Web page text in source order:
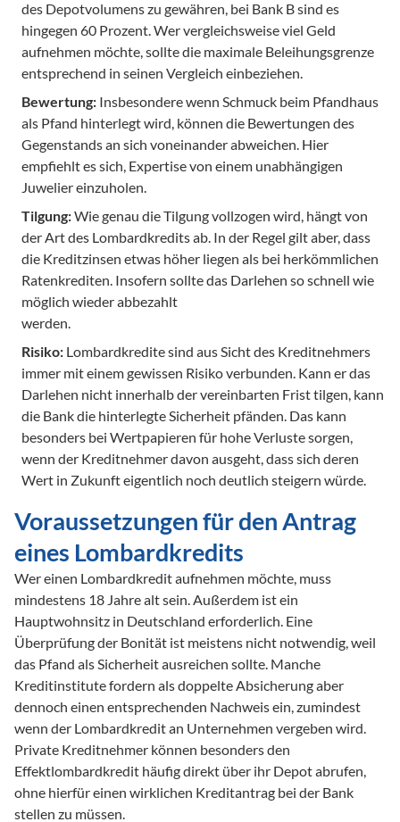
des Depotvolumens zu gewähren, bei Bank B sind es
hingegen 60 Prozent. Wer vergleichsweise viel Geld
aufnehmen möchte, sollte die maximale Beleihungsgrenze
entsprechend in seinen Vergleich einbeziehen.
Bewertung: Insbesondere wenn Schmuck beim Pfandhaus
als Pfand hinterlegt wird, können die Bewertungen des
Gegenstands an sich voneinander abweichen. Hier
empfiehlt es sich, Expertise von einem unabhängigen
Juwelier einzuholen.
Tilgung: Wie genau die Tilgung vollzogen wird, hängt von
der Art des Lombardkredits ab. In der Regel gilt aber, dass
die Kreditzinsen etwas höher liegen als bei herkömmlichen
Ratenkrediten. Insofern sollte das Darlehen so schnell wie
möglich wieder abbezahlt
werden.
Risiko: Lombardkredite sind aus Sicht des Kreditnehmers
immer mit einem gewissen Risiko verbunden. Kann er das
Darlehen nicht innerhalb der vereinbarten Frist tilgen, kann
die Bank die hinterlegte Sicherheit pfänden. Das kann
besonders bei Wertpapieren für hohe Verluste sorgen,
wenn der Kreditnehmer davon ausgeht, dass sich deren
Wert in Zukunft eigentlich noch deutlich steigern würde.
Voraussetzungen für den Antrag
eines Lombardkredits
Wer einen Lombardkredit aufnehmen möchte, muss
mindestens 18 Jahre alt sein. Außerdem ist ein
Hauptwohnsitz in Deutschland erforderlich. Eine
Überprüfung der Bonität ist meistens nicht notwendig, weil
das Pfand als Sicherheit ausreichen sollte. Manche
Kreditinstitute fordern als doppelte Absicherung aber
dennoch einen entsprechenden Nachweis ein, zumindest
wenn der Lombardkredit an Unternehmen vergeben wird.
Private Kreditnehmer können besonders den
Effektlombardkredit häufig direkt über ihr Depot abrufen,
ohne hierfür einen wirklichen Kreditantrag bei der Bank
stellen zu müssen.